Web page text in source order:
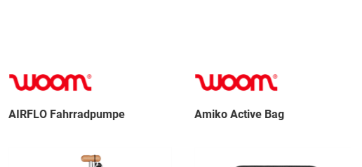
AIRFLO Fahrradpumpe Amiko Active Bag